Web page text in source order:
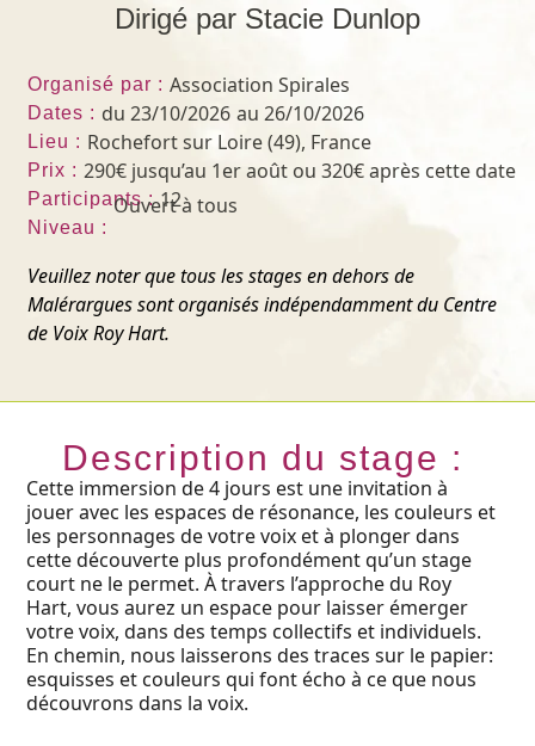
Dirigé par Stacie Dunlop
Organisé par : Association Spirales
Dates : du 23/10/2026 au 26/10/2026
Lieu : Rochefort sur Loire (49), France
Prix : 290€ jusqu’au 1er août ou 320€ après cette date
Participants : 12
Niveau :
Ouvert à tous
Veuillez noter que tous les stages en dehors de
Malérargues sont organisés indépendamment du Centre
de Voix Roy Hart.
Description du stage :
Cette immersion de 4 jours est une invitation à
jouer avec les espaces de résonance, les couleurs et
les personnages de votre voix et à plonger dans
cette découverte plus profondément qu’un stage
court ne le permet. À travers l’approche du Roy
Hart, vous aurez un espace pour laisser émerger
votre voix, dans des temps collectifs et individuels.
En chemin, nous laisserons des traces sur le papier:
esquisses et couleurs qui font écho à ce que nous
découvrons dans la voix.